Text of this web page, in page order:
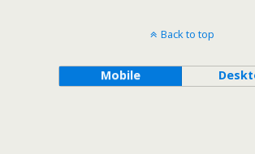
Back to top
Mobile